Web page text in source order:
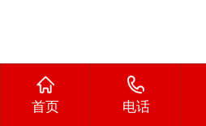
首页 电话